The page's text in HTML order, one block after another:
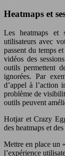
Heatmaps et
Les heatmaps et
utilisateurs avec
passent du temps
vidéos des
outils permettent
ignorées. Par
d’appel à l’action
problème de
outils peuvent
Hotjar et Crazy
des heatmaps et
Mettre en place un
l’expérience